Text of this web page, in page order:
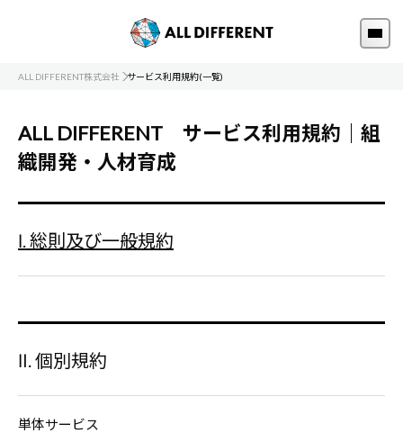
ALL DIFFERENT株式会社 サービス利用規約(一覧)
ALL DIFFERENT サービス利用規約｜組
織開発・人材育成
Ⅰ. 総則及び一般規約
Ⅱ. 個別規約
単体サービス